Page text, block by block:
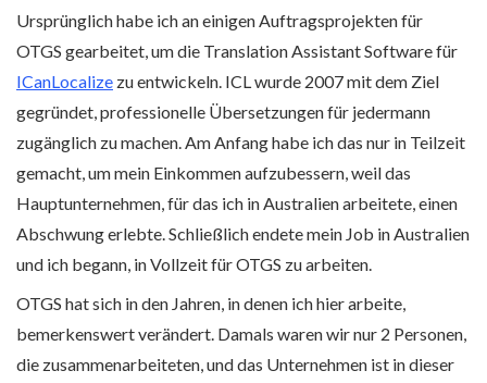
Ursprünglich habe ich an einigen Auftragsprojekten für
OTGS gearbeitet, um die Translation Assistant Software für
ICanLocalize zu entwickeln. ICL wurde 2007 mit dem Ziel
gegründet, professionelle Übersetzungen für jedermann
zugänglich zu machen. Am Anfang habe ich das nur in Teilzeit
gemacht, um mein Einkommen aufzubessern, weil das
Hauptunternehmen, für das ich in Australien arbeitete, einen
Abschwung erlebte. Schließlich endete mein Job in Australien
und ich begann, in Vollzeit für OTGS zu arbeiten.
OTGS hat sich in den Jahren, in denen ich hier arbeite,
bemerkenswert verändert. Damals waren wir nur 2 Personen,
die zusammenarbeiteten, und das Unternehmen ist in dieser